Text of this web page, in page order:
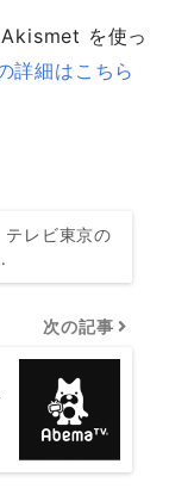
を使っ
詳細はこちら
レビ東京の
次の記事